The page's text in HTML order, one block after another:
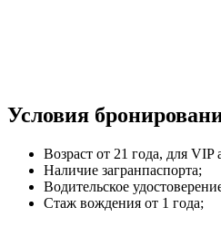
Условия
Возраст от 21 года, для VIP
Наличие загранпаспорта;
Водительское
Стаж вождения от 1 года;